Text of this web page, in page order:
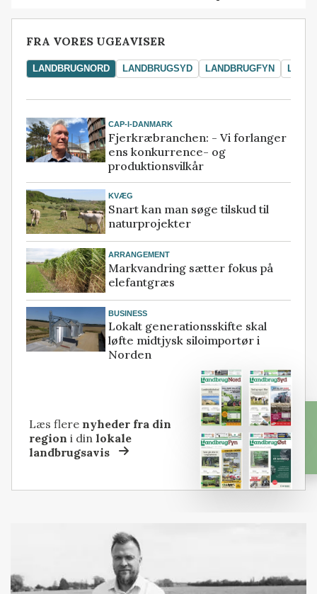
FRA VORES UGEAVISER
LANDBRUGNORD LANDBRUGSYD LANDBRUGFYN
CAP-I-DANMARK
Fjerkræbranchen: - Vi forlanger
ens konkurrence- og
produktionsvilkår
KVÆG
Snart kan man søge tilskud til
naturprojekter
ARRANGEMENT
Markvandring sætter fokus på
elefantgræs
BUSINESS
Lokalt generationsskifte skal
løfte midtjysk siloimportør i
Norden
Læs flere nyheder fra din
region i dinlokale
landbrugsavis